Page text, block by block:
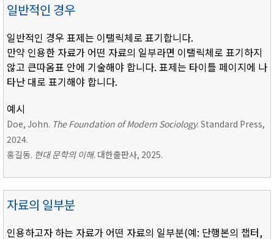
일반적인 경우
일반적인 경우 표제는 이탤릭체로 표기합니다.
만약 인용한 자료가 어떤 자료의 일부라면 이탤릭체로 표기하지
않고 큰따옴표 안에 기술해야 합니다. 표제는 타이틀 페이지에 나
타난 대로 표기해야 합니다.
예시
Doe, John. The Foundation of Modern Sociology. Standard Press,
2024.
홍길동. 현대 문학의 이해. 대한출판사, 2025.
자료의 일부분
인용하고자 하는 자료가 어떤 자료의 일부분(예: 단행본의 챕터,